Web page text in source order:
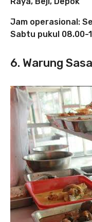
Jam operasional:
Sabtu pukul 08.00-
6. Warung